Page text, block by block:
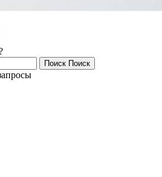
Поиск Поиск